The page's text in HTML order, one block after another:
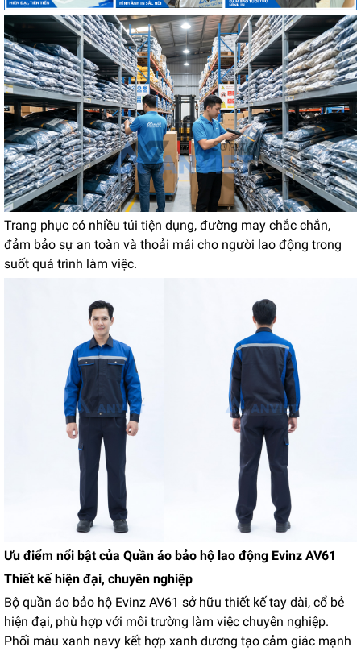
Trang phục có nhiều túi tiện dụng, đường may chắc chắn,
đảm bảo sự an toàn và thoải mái cho người lao động trong
suốt quá trình làm việc.
Ưu điểm nổi bật của Quần áo bảo hộ lao động Evinz AV61
Thiết kế hiện đại, chuyên nghiệp
Bộ quần áo bảo hộ Evinz AV61 sở hữu thiết kế tay dài, cổ bẻ
hiện đại, phù hợp với môi trường làm việc chuyên nghiệp.
Phối màu xanh navy kết hợp xanh dương tạo cảm giác mạnh